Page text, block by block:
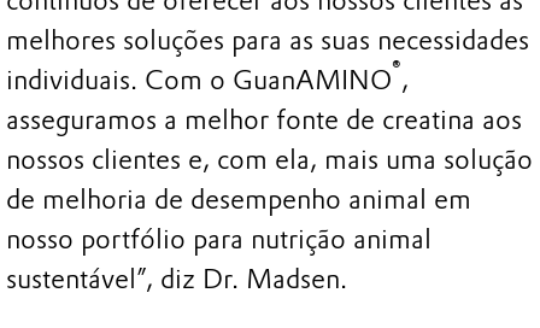
melhores soluções para as suas necessidades
individuais. Com o GuanAMINO®,
asseguramos a melhor fonte de creatina aos
nossos clientes e, com ela, mais uma solução
de melhoria de desempenho animal em
nosso portfólio para nutrição animal
sustentável”, diz Dr. Madsen.